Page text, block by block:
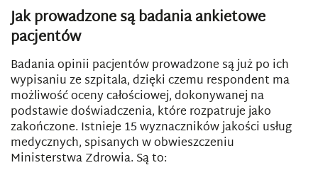
Jak prowadzone są badania ankietowe
pacjentów
Badania opinii pacjentów prowadzone są już po ich
wypisaniu ze szpitala, dzięki czemu respondent ma
możliwość oceny całościowej, dokonywanej na
podstawie doświadczenia, które rozpatruje jako
zakończone. Istnieje 15 wyznaczników jakości usług
medycznych, spisanych w obwieszczeniu
Ministerstwa Zdrowia. Są to: